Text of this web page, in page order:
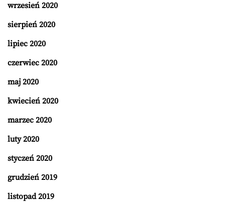
wrzesień 2020
sierpień 2020
lipiec 2020
czerwiec 2020
maj 2020
kwiecień 2020
marzec 2020
luty 2020
styczeń 2020
grudzień 2019
listopad 2019